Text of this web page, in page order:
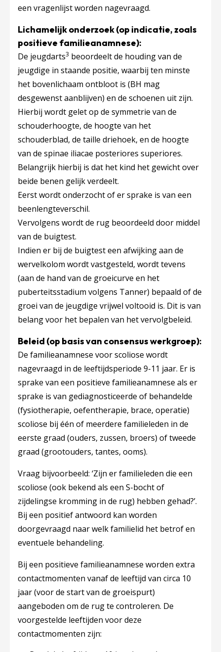
een vragenlijst worden nagevraagd.
Lichamelijk onderzoek (op indicatie, zoals
positieve familieanamnese):
De jeugdarts3 beoordeelt de houding van de
jeugdige in staande positie, waarbij ten minste
het bovenlichaam ontbloot is (BH mag
desgewenst aanblijven) en de schoenen uit zijn.
Hierbij wordt gelet op de symmetrie van de
schouderhoogte, de hoogte van het
schouderblad, de taille driehoek, en de hoogte
van de spinae iliacae posteriores superiores.
Belangrijk hierbij is dat het kind het gewicht over
beide benen gelijk verdeelt.
Eerst wordt onderzocht of er sprake is van een
beenlengteverschil.
Vervolgens wordt de rug beoordeeld door middel
van de buigtest.
Indien er bij de buigtest een afwijking aan de
wervelkolom wordt vastgesteld, wordt tevens
(aan de hand van de groeicurve en het
puberteitsstadium volgens Tanner) bepaald of de
groei van de jeugdige vrijwel voltooid is. Dit is van
belang voor het bepalen van het vervolgbeleid.
Beleid (op basis van consensus werkgroep):
De familieanamnese voor scoliose wordt
nagevraagd in de leeftijdsperiode 9-11 jaar. Er is
sprake van een positieve familieanamnese als er
sprake is van gediagnosticeerde of behandelde
(fysiotherapie, oefentherapie, brace, operatie)
scoliose bij één of meerdere familieleden in de
eerste graad (ouders, zussen, broers) of tweede
graad (grootouders, tantes, ooms).
Vraag bijvoorbeeld: ‘Zijn er familieleden die een
scoliose (ook bekend als een S-bocht of
zijdelingse kromming in de rug) hebben gehad?’.
Bij een positief antwoord kan worden
doorgevraagd naar welk familielid het betrof en
eventuele behandeling.
Bij een positieve familieanamnese worden extra
contactmomenten vanaf de leeftijd van circa 10
jaar (voor de start van de groeispurt)
aangeboden om de rug te controleren. De
voorgestelde leeftijden voor deze
contactmomenten zijn: